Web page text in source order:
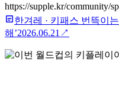
https://supple.kr/community/
한겨레 · 키패스 번뜩이
해’2026.06.21 ↗